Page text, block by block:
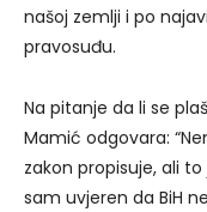
našoj zemlji i po
pravosuđu.
Na pitanje da li se
Mamić odgovara:
zakon propisuje, ali
sam uvjeren da BiH